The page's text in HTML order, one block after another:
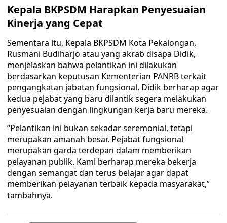
Kepala BKPSDM Harapkan Penyesuaian
Kinerja yang Cepat
Sementara itu, Kepala BKPSDM Kota Pekalongan,
Rusmani Budiharjo atau yang akrab disapa Didik,
menjelaskan bahwa pelantikan ini dilakukan
berdasarkan keputusan Kementerian PANRB terkait
pengangkatan jabatan fungsional. Didik berharap agar
kedua pejabat yang baru dilantik segera melakukan
penyesuaian dengan lingkungan kerja baru mereka.
“Pelantikan ini bukan sekadar seremonial, tetapi
merupakan amanah besar. Pejabat fungsional
merupakan garda terdepan dalam memberikan
pelayanan publik. Kami berharap mereka bekerja
dengan semangat dan terus belajar agar dapat
memberikan pelayanan terbaik kepada masyarakat,”
tambahnya.